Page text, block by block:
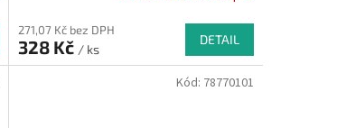
271,07 Kč bez DPH
328 Kč / ks
DETAIL
Kód: 78770101